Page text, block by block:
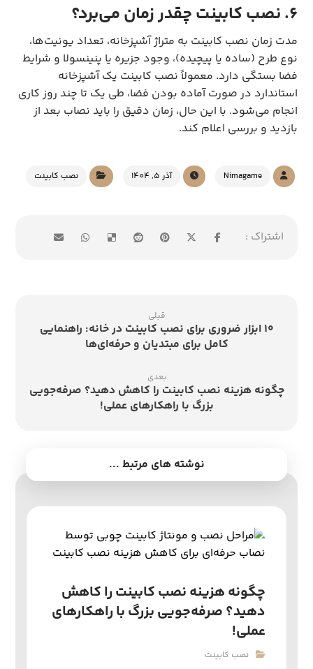
۶. نصب کابینت چقدر زمان می‌برد؟
مدت زمان نصب کابینت به متراژ آشپزخانه، تعداد یونیت‌ها،
نوع طرح (ساده یا پیچیده)، وجود جزیره یا پنینسولا و شرایط
فضا بستگی دارد. معمولاً نصب کابینت یک آشپزخانه
استاندارد در صورت آماده بودن فضا، طی یک تا چند روز کاری
انجام می‌شود. با این حال، زمان دقیق را باید نصاب بعد از
بازدید و بررسی اعلام کند.
Nimagame آذر 5, 1404 نصب کابینت
قبلی
۱۰ ابزار ضروری برای نصب کابینت در خانه: راهنمایی
کامل برای مبتدیان و حرفه‌ای‌ها
بعدی
چگونه هزینه نصب کابینت را کاهش دهید؟ صرفه‌جویی
بزرگ با راهکارهای عملی!
نوشته های مرتبط ...
چگونه هزینه نصب کابینت را کاهش
دهید؟ صرفه‌جویی بزرگ با راهکارهای
عملی!
نصب کابینت